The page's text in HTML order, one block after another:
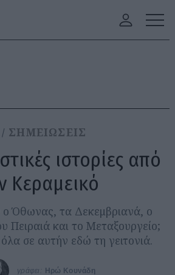
ΣΗΜΕΙΩΣΕΙΣ
ιστορίες από
Κεραμεικό
ο Όθωνας, τα Δεκεμβριανά, ο
Πειραιά και το Μεταξουργείο;
σε αυτήν εδώ τη γειτονιά.
γράφει: Ηρώ Κουνάδη